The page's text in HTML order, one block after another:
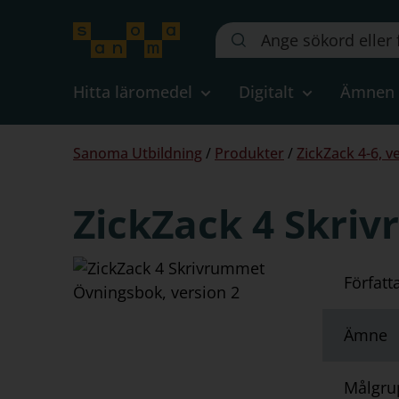
Sök
på
webbplatsen::
Hitta läromedel Digitalt Ämnen
Du
Sanoma Utbildning / Produkter / ZickZack 4-6,
ZickZack 4
Ämne